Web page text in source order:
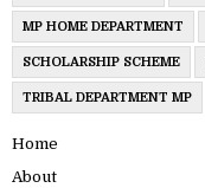
MP HOME DEPARTMENT
SCHOLARSHIP SCHEME
TRIBAL DEPARTMENT MP
Home
About